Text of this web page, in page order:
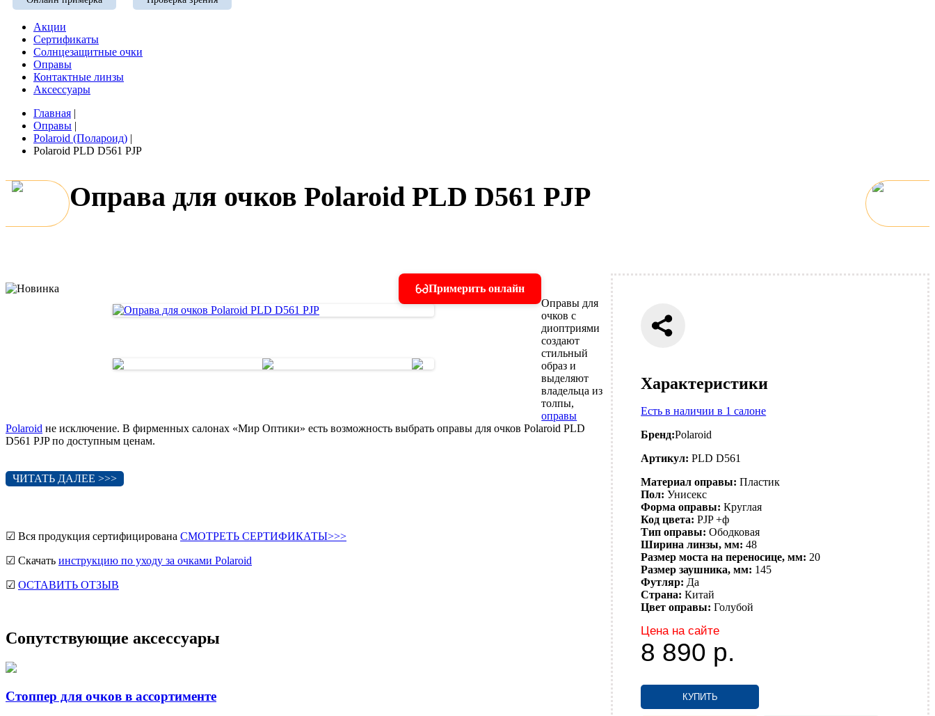
Акции
Сертификаты
Солнцезащитные очки
Оправы
Контактные линзы
Аксессуары
Главная |
Оправы |
Polaroid (Полароид) |
Polaroid PLD D561 PJP
Оправа для очков Polaroid PLD D561 PJP
Примерить онлайн
Характеристики
Есть в наличии в 1 салоне
Бренд:Polaroid
Артикул: PLD D561
Материал оправы: Пластик
Пол: Унисекс
Форма оправы: Круглая
Код цвета: PJP +ф
Тип оправы: Ободковая
Ширина линзы, мм: 48
Размер моста на переносице, мм: 20
Размер заушника, мм: 145
Футляр: Да
Страна: Китай
Цвет оправы: Голубой
Цена на сайте
8 890 р.
КУПИТЬ
Оправы для
очков с
диоптриями
создают
стильный
образ и
выделяют
владельца из
толпы,
оправы
Polaroid не исключение. В фирменных салонах «Мир Оптики» есть возможность выбрать оправы для очков Polaroid PLD
D561 PJP по доступным ценам.
ЧИТАТЬ ДАЛЕЕ >>>
☑ Вся продукция сертифицирована СМОТРЕТЬ СЕРТИФИКАТЫ>>>
☑ Скачать инструкцию по уходу за очками Polaroid
☑ ОСТАВИТЬ ОТЗЫВ
Сопутствующие аксессуары
Стоппер для очков в ассортименте